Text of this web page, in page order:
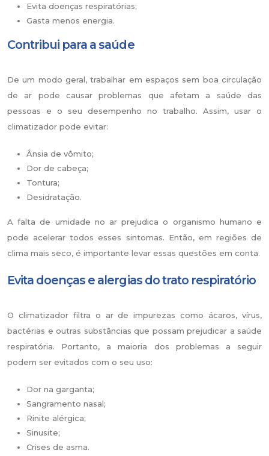
Evita doenças respiratórias;
Gasta menos energia.
Contribui para a saúde
De um modo geral, trabalhar em espaços sem boa circulação
de ar pode causar problemas que afetam a saúde das
pessoas e o seu desempenho no trabalho. Assim, usar o
climatizador pode evitar:
Ânsia de vômito;
Dor de cabeça;
Tontura;
Desidratação.
A falta de umidade no ar prejudica o organismo humano e
pode acelerar todos esses sintomas. Então, em regiões de
clima mais seco, é importante levar essas questões em conta.
Evita doenças e alergias do trato respiratório
O climatizador filtra o ar de impurezas como ácaros, vírus,
bactérias e outras substâncias que possam prejudicar a saúde
respiratória. Portanto, a maioria dos problemas a seguir
podem ser evitados com o seu uso:
Dor na garganta;
Sangramento nasal;
Rinite alérgica;
Sinusite;
Crises de asma.